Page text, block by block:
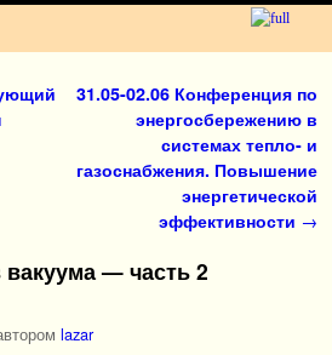
31.05-02.06 Конференция по
энергосбережению в
системах тепло- и
газоснабжения. Повышение
энергетической
эффективности →
— часть 2
lazar